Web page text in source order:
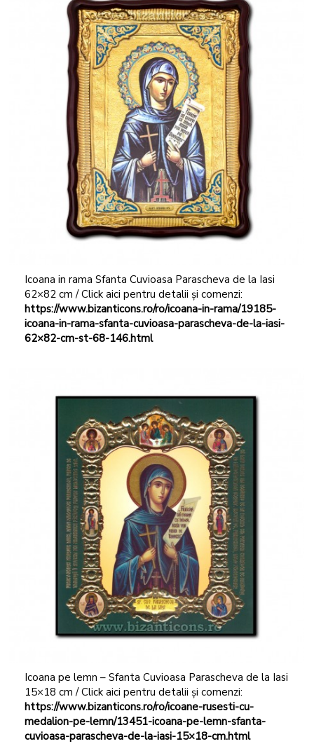
Icoana in rama Sfanta Cuvioasa Parascheva de la Iasi
62×82 cm / Click aici pentru detalii și comenzi:
https://www.bizanticons.ro/ro/icoana-in-rama/19185-
icoana-in-rama-sfanta-cuvioasa-parascheva-de-la-iasi-
62×82-cm-st-68-146.html
Icoana pe lemn – Sfanta Cuvioasa Parascheva de la Iasi
15×18 cm / Click aici pentru detalii și comenzi:
https://www.bizanticons.ro/ro/icoane-rusesti-cu-
medalion-pe-lemn/13451-icoana-pe-lemn-sfanta-
cuvioasa-parascheva-de-la-iasi-15×18-cm.html